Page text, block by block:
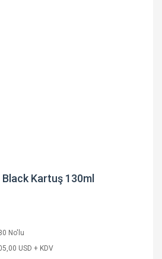
Kartuş 130ml
No'lu
USD + KDV